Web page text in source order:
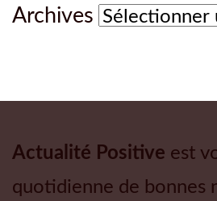
Archives Archives
Actualité Positive est
quotidienne de bonnes